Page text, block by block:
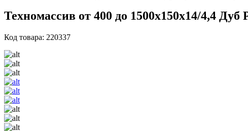
Техномассив от 400 до 1500х150х14/4,4 Дуб
Код товара: 220337